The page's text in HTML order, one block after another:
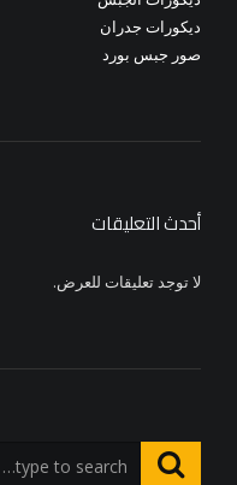
ديكورات جدران
صور جبس بورد
أحدث التعليقات
لا توجد تعليقات للعرض.